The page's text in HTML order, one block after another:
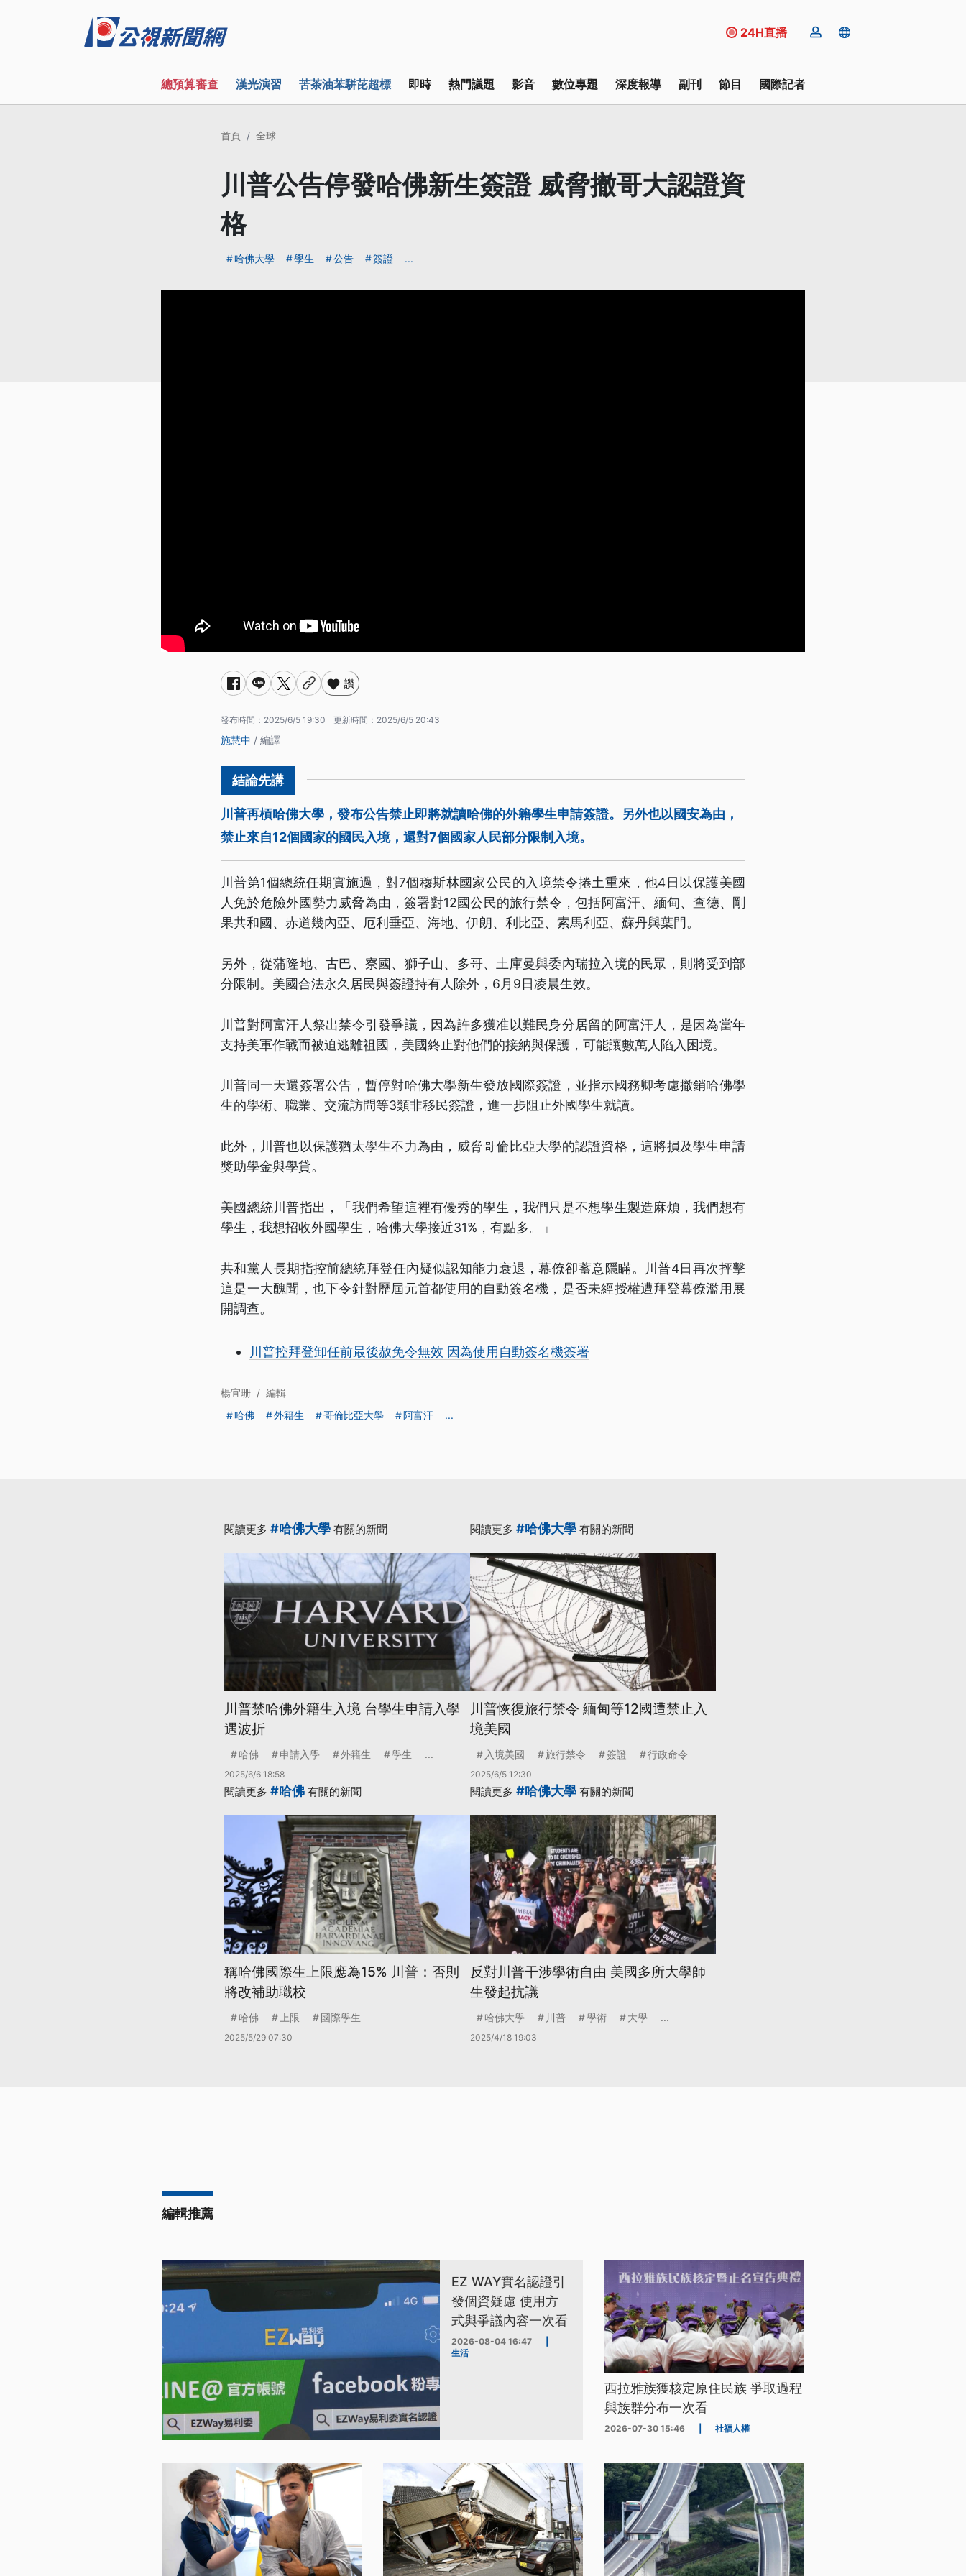
24H直播
總預算審查 漢光演習 苦茶油苯駢芘超標 即時 熱門議題 影音 數位專題 深度報導 副刊 節目 國際記者
首頁 全球
川普公告停發哈佛新生簽證 威脅撤哥大認證資
格
哈佛大學 學生 公告 簽證 ...
讚
發布時間： 2025/6/5 19:30 更新時間： 2025/6/5 20:43
施慧中 / 編譯
川普再槓哈佛大學，發布公告禁止即將就讀哈佛的外籍學生申請簽證。另外也以國安為由，
禁止來自12個國家的國民入境，還對7個國家人民部分限制入境。
川普第1個總統任期實施過，對7個穆斯林國家公民的入境禁令捲土重來，他4日以保護美國
人免於危險外國勢力威脅為由，簽署對12國公民的旅行禁令，包括阿富汗、緬甸、查德、剛
果共和國、赤道幾內亞、厄利垂亞、海地、伊朗、利比亞、索馬利亞、蘇丹與葉門。
另外，從蒲隆地、古巴、寮國、獅子山、多哥、土庫曼與委內瑞拉入境的民眾，則將受到部
分限制。美國合法永久居民與簽證持有人除外，6月9日凌晨生效。
川普對阿富汗人祭出禁令引發爭議，因為許多獲准以難民身分居留的阿富汗人，是因為當年
支持美軍作戰而被迫逃離祖國，美國終止對他們的接納與保護，可能讓數萬人陷入困境。
川普同一天還簽署公告，暫停對哈佛大學新生發放國際簽證，並指示國務卿考慮撤銷哈佛學
生的學術、職業、交流訪問等3類非移民簽證，進一步阻止外國學生就讀。
此外，川普也以保護猶太學生不力為由，威脅哥倫比亞大學的認證資格，這將損及學生申請
獎助學金與學貸。
美國總統川普指出，「我們希望這裡有優秀的學生，我們只是不想學生製造麻煩，我們想有
學生，我想招收外國學生，哈佛大學接近31%，有點多。」
共和黨人長期指控前總統拜登任內疑似認知能力衰退，幕僚卻蓄意隱瞞。川普4日再次抨擊
這是一大醜聞，也下令針對歷屆元首都使用的自動簽名機，是否未經授權遭拜登幕僚濫用展
開調查。
川普控拜登卸任前最後赦免令無效 因為使用自動簽名機簽署
楊宜珊 / 編輯
哈佛
外籍生 哥倫比亞大學 阿富汗 ...
閱讀更多 #哈佛大學 有關的新聞
川普禁哈佛外籍生入境 台學生申請入學
遇波折
哈佛 申請入學 外籍生 學生 ...
2025/6/6 18:58
閱讀更多 #哈佛大學 有關的新聞
川普恢復旅行禁令 緬甸等12國遭禁止入
境美國
入境美國 旅行禁令 簽證 行政命令
2025/6/5 12:30
閱讀更多 #哈佛 有關的新聞
稱哈佛國際生上限應為15% 川普：否則
將改補助職校
哈佛 上限 國際學生
2025/5/29 07:30
閱讀更多 #哈佛大學 有關的新聞
反對川普干涉學術自由 美國多所大學師
生發起抗議
哈佛大學 川普 學術 大學 ...
2025/4/18 19:03
編輯推薦
EZ WAY實名認證引
發個資疑慮 使用方
式與爭議內容一次看
2026-08-04 16:47
生活
西拉雅族獲核定原住民族 爭取過程
與族群分布一次看
2026-07-30 15:46 社福人權